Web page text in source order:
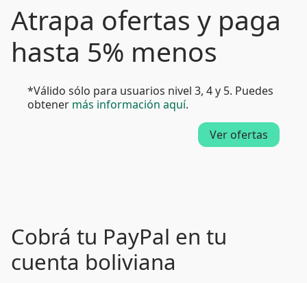
Atrapa ofertas y paga
hasta 5% menos
*Válido sólo para usuarios nivel 3, 4 y 5. Puedes
obtener más información aquí.
Ver ofertas
Cobrá tu PayPal en tu
cuenta boliviana